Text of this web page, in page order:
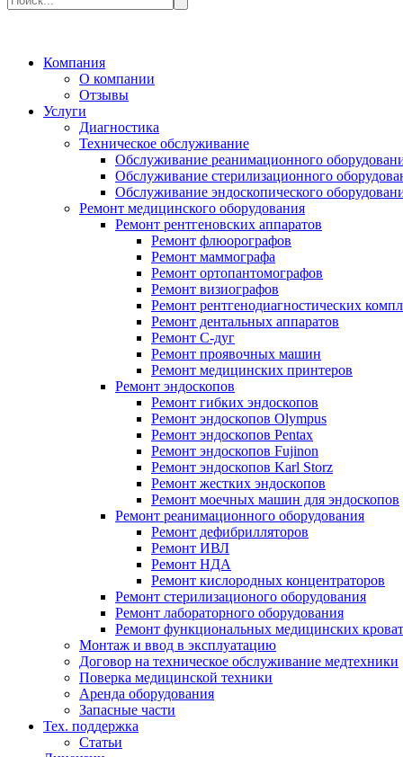
Компания
О компании
Отзывы
Услуги
Диагностика
Техническое обслуживание
Обслуживание реанимационного
Обслуживание стерилизационного
Обслуживание эндоскопического
Ремонт медицинского оборудования
Ремонт рентгеновских аппаратов
Ремонт флюорографов
Ремонт маммографа
Ремонт ортопантомографов
Ремонт визиографов
Ремонт рентгенодиагностических
Ремонт дентальных аппаратов
Ремонт С-дуг
Ремонт проявочных машин
Ремонт медицинских принтеров
Ремонт эндоскопов
Ремонт гибких эндоскопов
Ремонт эндоскопов Olympus
Ремонт эндоскопов Pentax
Ремонт эндоскопов Fujinon
Ремонт эндоскопов Karl Storz
Ремонт жестких эндоскопов
Ремонт моечных машин для эндоскопов
Ремонт реанимационного оборудования
Ремонт дефибрилляторов
Ремонт ИВЛ
Ремонт НДА
Ремонт кислородных концентраторов
Ремонт стерилизационого оборудования
Ремонт лабораторного оборудования
Ремонт функциональных медицинских
Монтаж и ввод в эксплуатацию
Договор на техническое обслуживание медтехники
Поверка медицинской техники
Аренда оборудования
Запасные части
Тех. поддержка
Статьи